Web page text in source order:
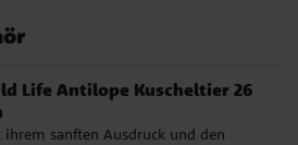
Life Antilope Kuscheltier 26
ihrem sanften Ausdruck und den